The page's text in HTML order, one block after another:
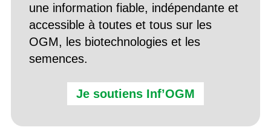
une information fiable, indépendante et
accessible à toutes et tous sur les
OGM, les biotechnologies et les
semences.
Je soutiens Inf’OGM